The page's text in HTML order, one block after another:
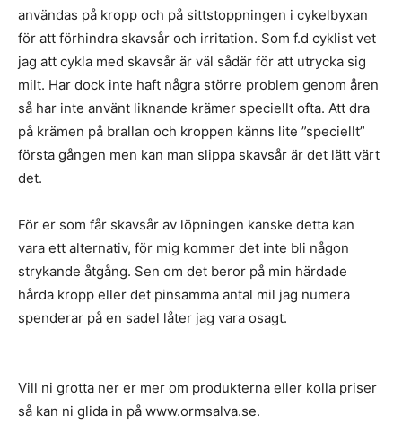
användas på kropp och på sittstoppningen i cykelbyxan
för att förhindra skavsår och irritation. Som f.d cyklist vet
jag att cykla med skavsår är väl sådär för att utrycka sig
milt. Har dock inte haft några större problem genom åren
så har inte använt liknande krämer speciellt ofta. Att dra
på krämen på brallan och kroppen känns lite ”speciellt”
första gången men kan man slippa skavsår är det lätt värt
det.
För er som får skavsår av löpningen kanske detta kan
vara ett alternativ, för mig kommer det inte bli någon
strykande åtgång. Sen om det beror på min härdade
hårda kropp eller det pinsamma antal mil jag numera
spenderar på en sadel låter jag vara osagt.
Vill ni grotta ner er mer om produkterna eller kolla priser
så kan ni glida in på www.ormsalva.se.